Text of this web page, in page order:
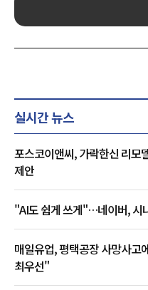
실시간 뉴스
포스코이앤씨, 가락한신 리
제안
"AI도 쉽게 쓰게"…네이버, 시
매일유업, 평택공장 사망사
최우선"